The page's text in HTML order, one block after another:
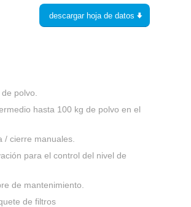
descargar hoja de datos
polvo.
hasta 100 kg de polvo en el
/ cierre manuales.
para el control del nivel de
de mantenimiento.
de filtros